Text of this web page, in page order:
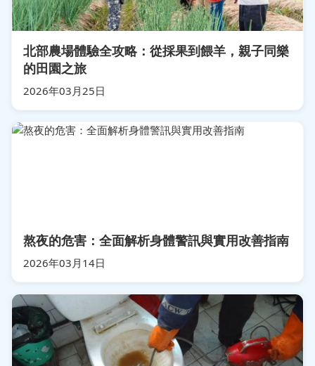
北部農場體驗全攻略：從採果到餵羊，親子同樂
的田園之旅
2026年03月25日
熬夜的危害：全面解析身體警訊與實用改善指南
2026年03月14日